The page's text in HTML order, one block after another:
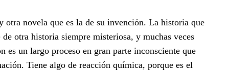
novela que es la de su invención. La historia que
otra historia siempre misteriosa, y muchas veces
un largo proceso en gran parte inconsciente que
Tiene algo de reacción química, porque es el